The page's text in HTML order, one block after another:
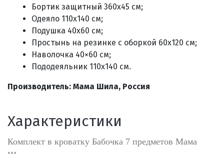
Бортик защитный 360х45 см;
Одеяло 110х140 см;
Подушка 40х60 см;
Простынь на резинке с оборкой 60х120 см;
Наволочка 40×60 см;
Пододеяльник 110х140 см.
Производитель: Мама Шила, Россия
Характеристики
Комплект в кроватку Бабочка 7 предметов Мама